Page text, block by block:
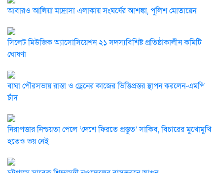
আবারও আলিয়া মাদ্রাসা এলাকায় সংঘর্ষের আশঙ্কা, পুলিশ মোতায়েন
সিলেট মিউজিক অ্যাসোসিয়েশন ২১ সদস্যবিশিষ্ট প্রতিষ্ঠাকালীন কমিটি
ঘোষণা
বাঘা পৌরসভায় রাস্তা ও ড্রেনের কাজের ভিত্তিপ্রস্তর স্থাপন করলেন-এমপি
চাঁদ
নিরাপত্তার নিশ্চয়তা পেলে ‘দেশে ফিরতে প্রস্তুত’ সাকিব, বিচারের মুখোমুখি
হতেও ভয় নেই